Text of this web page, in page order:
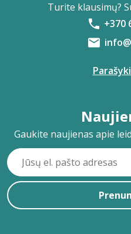
Turite klausimų?
+370
Gaukite naujienas apie